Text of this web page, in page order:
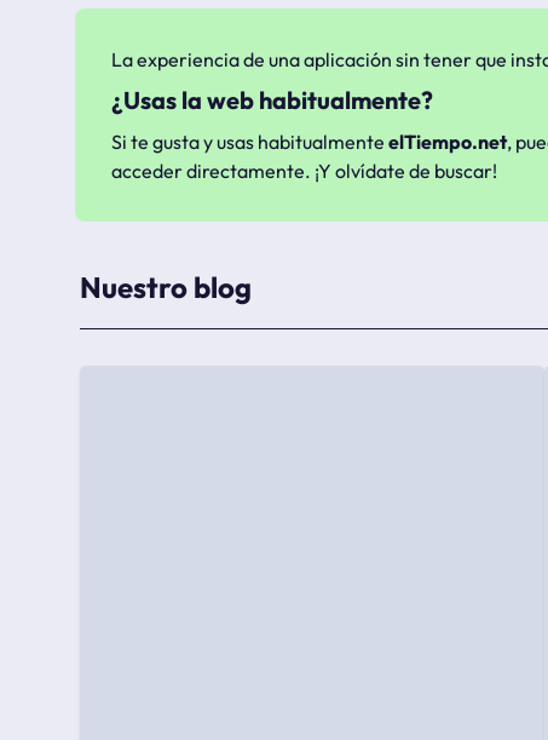
La experiencia de una aplicación sin tener que
¿Usas la web habitualmente?
Si te gusta y usas habitualmente elTiempo.net,
acceder directamente. ¡Y olvídate de buscar!
Nuestro blog